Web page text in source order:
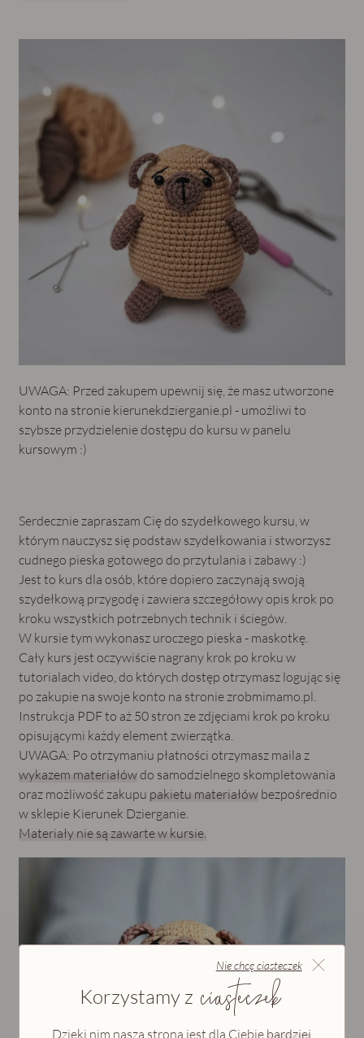
UWAGA: Przed zakupem upewnij się, że masz utworzone
konto na stronie kierunekdzierganie.pl - umożliwi to
szybsze przydzielenie dostępu do kursu w panelu
kursowym :)
Serdecznie zapraszam Cię do szydełkowego kursu, w
którym nauczysz się podstaw szydełkowania i stworzysz
cudnego pieska gotowego do przytulania i zabawy :)
Jest to kurs dla osób, które dopiero zaczynają swoją
szydełkową przygodę i zawiera szczegółowy opis krok po
kroku wszystkich potrzebnych technik i ściegów.
W kursie tym wykonasz uroczego pieska - maskotkę.
Cały kurs jest oczywiście nagrany krok po kroku w
tutorialach video, do których dostęp otrzymasz logując się
po zakupie na swoje konto na stronie zrobmimamo.pl.
Instrukcja PDF to aż 50 stron ze zdjęciami krok po kroku
opisującymi każdy element zwierzątka.
UWAGA: Po otrzymaniu płatności otrzymasz maila z
wykazem materiałówdo samodzielnego skompletowania
oraz możliwość zakupu pakietu materiałów bezpośrednio
w sklepie Kierunek Dzierganie.
Materiały nie są zawarte w kursie.
Nie chcę ciasteczek
Korzystamy z ciasteczek
Dzięki nim nasza strona jest dla Ciebie bardziej